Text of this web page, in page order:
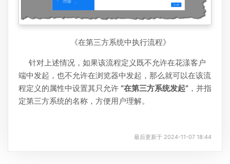
《在第三方系统中执行流程》
针对上述情况，如果该流程定义既不允许在花漾客户
端中发起，也不允许在浏览器中发起，那么就可以在该流
程定义的属性中设置其只允许 “在第三方系统发起” ，并指
定第三方系统的名称，方便用户理解。
最后更新于 2024-11-07 18:44